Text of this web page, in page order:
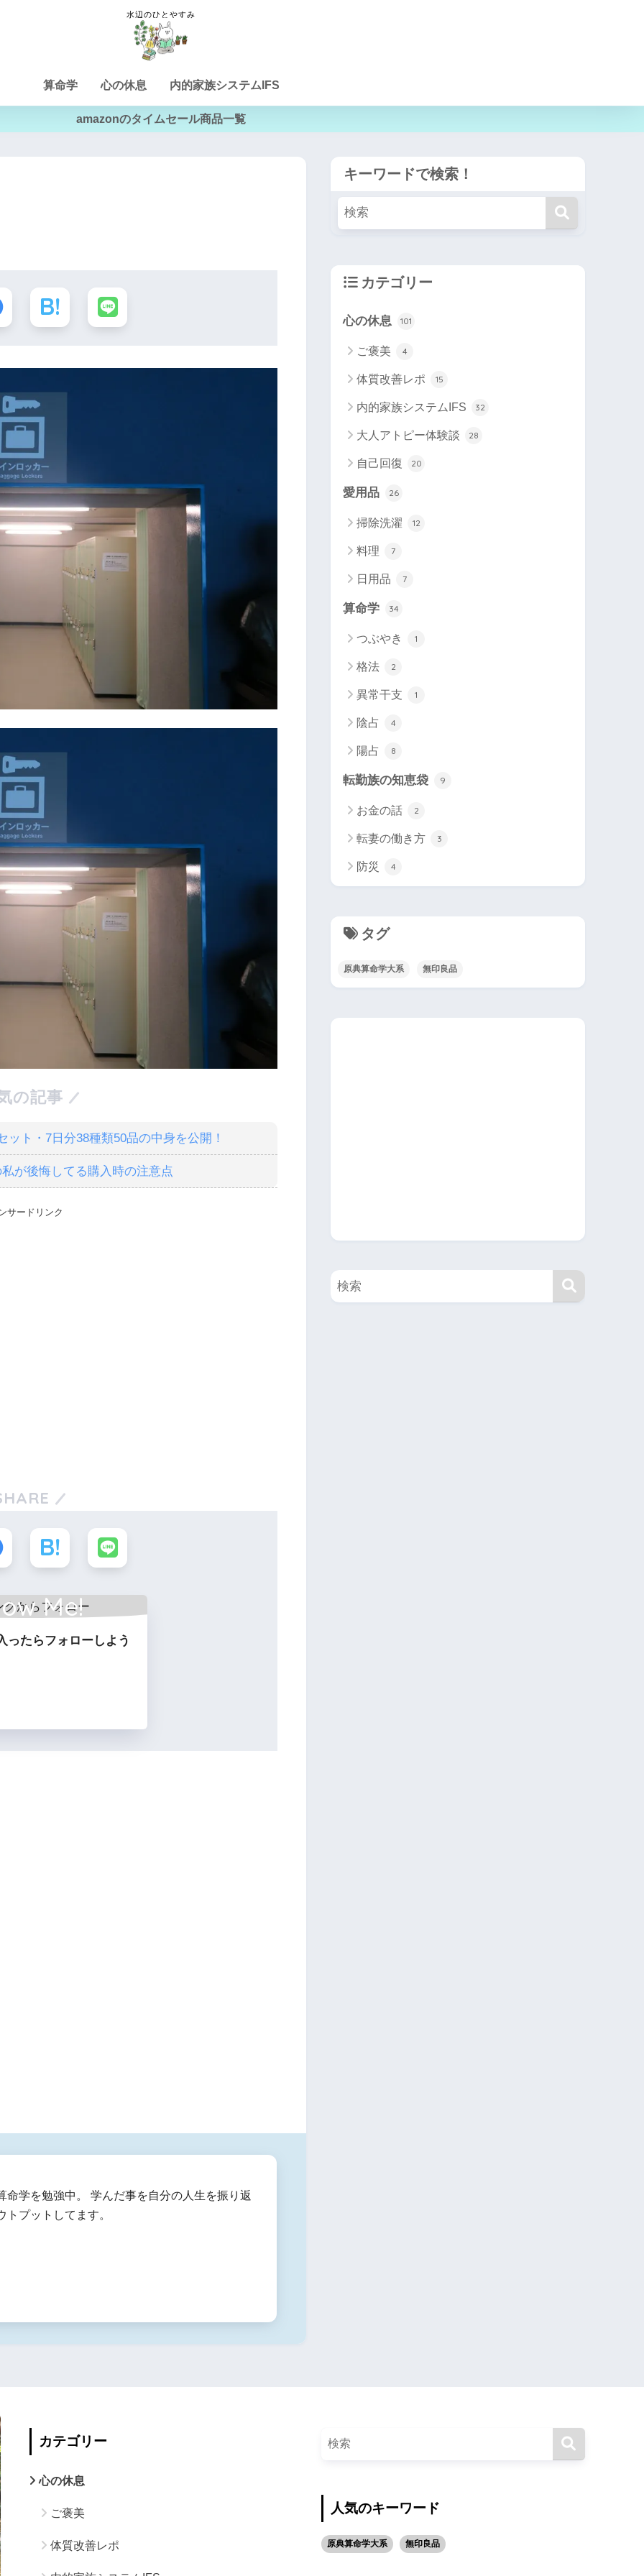
算命学 心の休息 内的家族システムIFS
amazonのタイムセール商品一覧
の記事
ト・7日分38種類50品の中身を公開！
が後悔してる購入時の注意点
サードリンク
Me!
ったらフォローしよう
命学を勉強中。 学んだ事を自分の人生を振り返
トプットしてます。
キーワードで検索！
カテゴリー
心の休息 101
ご褒美 4
体質改善レポ 15
内的家族システムIFS 32
大人アトピー体験談 28
自己回復 20
愛用品 26
掃除洗濯 12
料理 7
日用品 7
算命学 34
つぶやき 1
格法 2
異常干支 1
陰占 4
陽占 8
転勤族の知恵袋 9
お金の話 2
転妻の働き方 3
防災 4
タグ
原典算命学大系 無印良品
カテゴリー
心の休息
ご褒美
体質改善レポ
人気のキーワード
原典算命学大系 無印良品